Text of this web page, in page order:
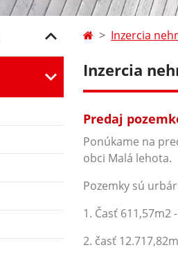
Inzercia
Inzercia
Predaj
Ponúkame na
obci Malá lehota.
Pozemky sú
1. Časť 611,57m2
2. časť